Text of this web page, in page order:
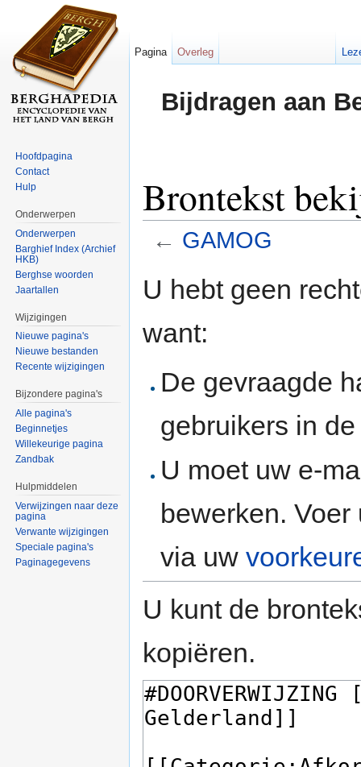
Bijdragen aan
Brontekst
← GAMOG
U hebt geen
want:
De gevraagde
gebruikers in
U moet uw e-
bewerken.
via uw
U kunt de
kopiëren.
Pagina Overleg
Hoofdpagina
Contact
Hulp
Onderwerpen
Onderwerpen
Barghief Index (Archief
HKB)
Berghse woorden
Jaartallen
Wijzigingen
Nieuwe pagina's
Nieuwe bestanden
Recente wijzigingen
Bijzondere pagina's
Alle pagina's
Beginnetjes
Willekeurige pagina
Zandbak
Hulpmiddelen
Verwijzingen naar deze
pagina
Verwante wijzigingen
Speciale pagina's
Paginagegevens